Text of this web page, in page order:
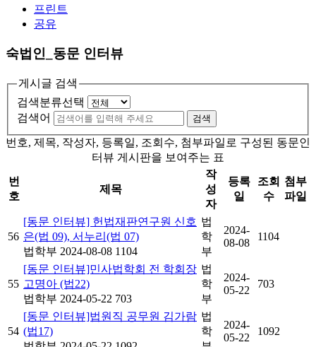
프린트
공유
숙법인_동문 인터뷰
게시글 검색
검색분류선택
검색어
검색
번호, 제목, 작성자, 등록일, 조회수, 첨부파일로 구성된 동문인
터뷰 게시판을 보여주는 표
번
호
제목
작
성
자
등록
일
조회
수
첨부
파일
56
[동문 인터뷰] 헌법재판연구원 신호
은(법 09), 서누리(법 07)
법학부 2024-08-08 1104
법
학
부
2024-
08-08
1104
55
[동문 인터뷰]민사법학회 전 학회장
고명아 (법22)
법학부 2024-05-22 703
법
학
부
2024-
05-22
703
54
[동문 인터뷰]법원직 공무원 김가람
(법17)
법
학
2024-
05-22
1092